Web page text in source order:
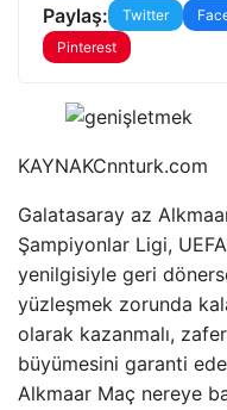
Paylaş: Twitter
Pinterest
KAYNAKCnnturk.com
Galatasaray az
Şampiyonlar Ligi,
yenilgisiyle geri
yüzleşmek zorunda
olarak kazanmalı,
büyümesini garanti
Alkmaar Maç nereye